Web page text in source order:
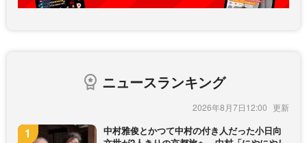
ニュースランキング
2026年8月7日12:00
中村雅俊とかつて中村の付き人だった小日向